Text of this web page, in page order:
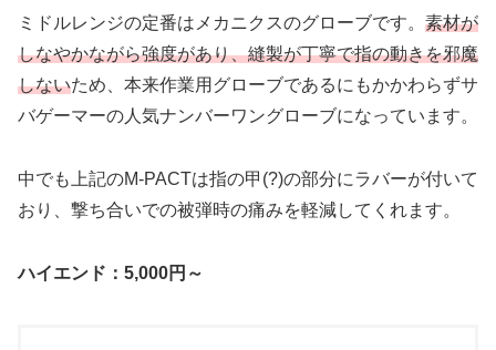
ミドルレンジの定番は メカニクスのグローブです。 素材が
しなやかながら強度があり、縫製が丁寧で指の動きを邪魔
しないため、本来作業用グローブであるにもかかわらずサ
バゲーマーの人気ナンバーワングローブになっています。
中でも上記のM-PACTは指の甲(?)の部分にラバーが付いて
おり、撃ち合いでの被弾時の痛みを軽減してくれます。
ハイエンド：5,000円～